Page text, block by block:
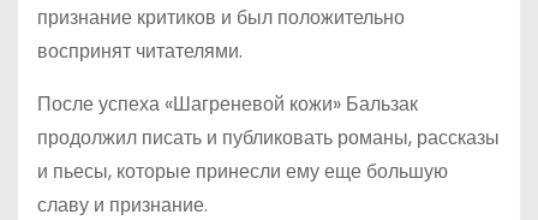
признание критиков и был положительно
воспринят читателями.
После успеха «Шагреневой кожи» Бальзак
продолжил писать и публиковать романы, рассказы
и пьесы, которые принесли ему еще большую
славу и признание.